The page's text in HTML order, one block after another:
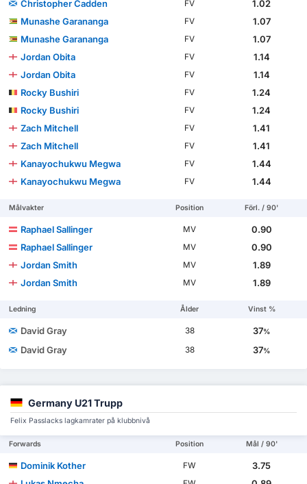
Christopher Cadden FV
1.02
Munashe Garananga
FV
1.07
Munashe Garananga
FV
1.07
Jordan Obita
FV
1.14
Jordan Obita
FV
1.14
Rocky Bushiri
FV
1.24
Rocky Bushiri
FV
1.24
Zach Mitchell
FV
1.41
Zach Mitchell
FV
1.41
Kanayochukwu Megwa
FV
1.44
Kanayochukwu Megwa
FV 1.44
Målvakter Position Förl. / 90'
Raphael Sallinger MV
0.90
Raphael Sallinger
MV
0.90
Jordan Smith
MV
1.89
Jordan Smith
MV 1.89
Ledning Ålder Vinst %
David Gray 38 37%
David Gray 38 37%
Germany U21 Trupp
Felix Passlacks lagkamrater på klubbnivå
Forwards Position Mål / 90'
Dominik Kother FW
3.75